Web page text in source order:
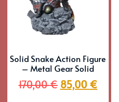
Solid Snake Action Figure
– Metal Gear Solid
170,00€ 85,00 €